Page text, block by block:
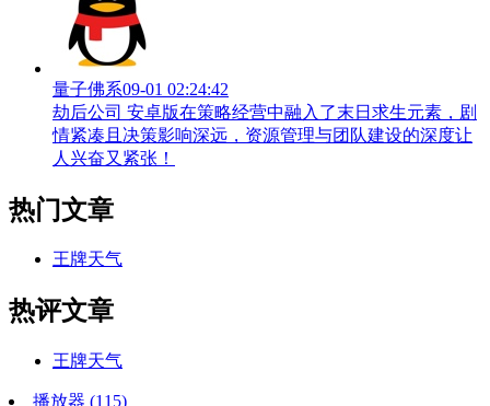
量子佛系09-01 02:24:42
劫后公司 安卓版在策略经营中融入了末日求生元素，剧
情紧凑且决策影响深远，资源管理与团队建设的深度让
人兴奋又紧张！
热门文章
王牌天气
热评文章
王牌天气
播放器 (115)